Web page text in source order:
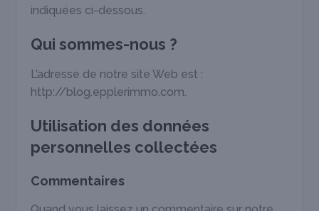
indiquées ci-dessous.
Qui sommes-nous ?
L’adresse de notre site Web est :
http://blog.epplerimmo.com.
Utilisation des données
personnelles collectées
Commentaires